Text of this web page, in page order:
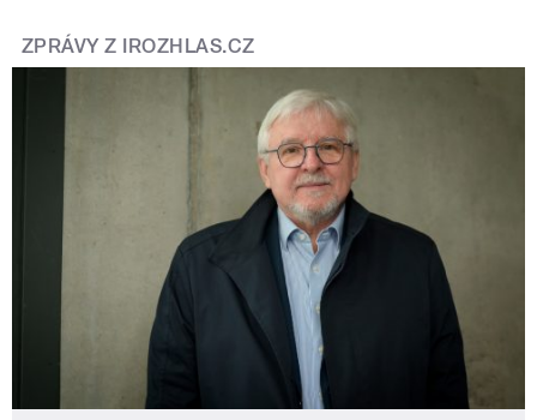
ZPRÁVY Z IROZHLAS.CZ